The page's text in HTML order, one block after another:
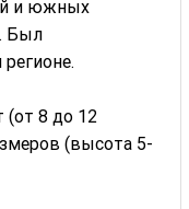
и южных
Был
(от 8 до 12
(высота 5-